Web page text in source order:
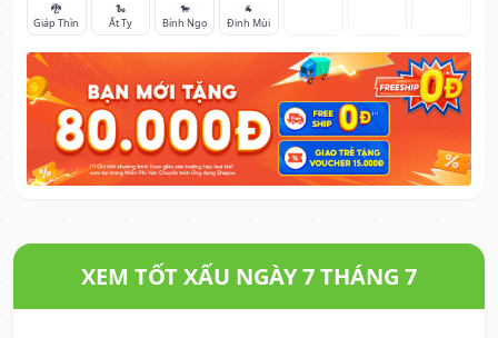
🐉
Giáp Thìn
🐍
Ất Tỵ
🐎
Bính Ngọ
🐐
Đinh Mùi
XEM TỐT XẤU NGÀY 7 THÁNG 7